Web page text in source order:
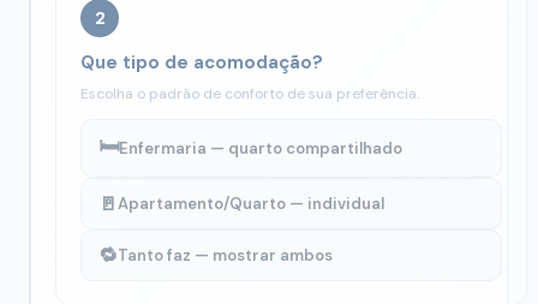
2
Que tipo de acomodação?
Escolha o padrão de conforto de sua preferência.
🛏️Enfermaria — quarto compartilhado
🚪Apartamento/Quarto — individual
🔁Tanto faz — mostrar ambos